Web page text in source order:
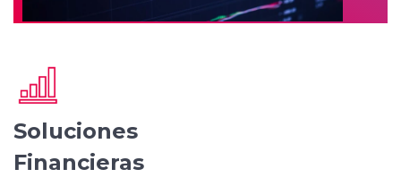
Soluciones
Financieras